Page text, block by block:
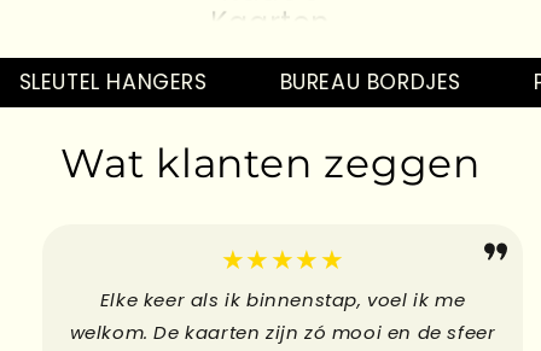
Kaarten
Hebbedingetjes
Kado's
Kaarten
Hebbedingetjes
Kado's
Hebbedingetjes
SLEUTEL HANGERS BUREAU BORDJES
Wat klanten zeggen
★★★★★
Elke keer als ik binnenstap, voel ik me
welkom. De kaarten zijn zó mooi en de sfeer